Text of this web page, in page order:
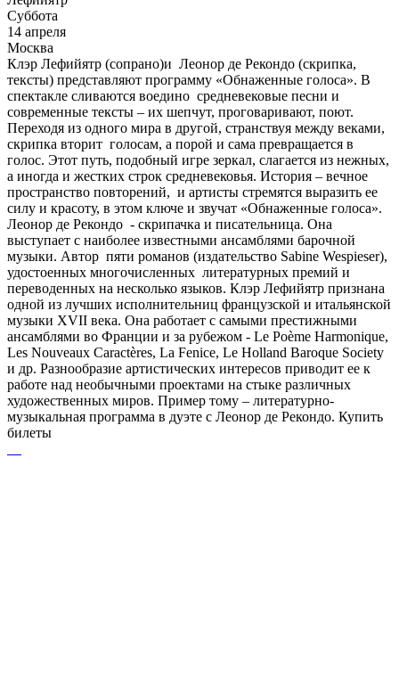
Суббота
14 апреля
Москва
Клэр Лефийятр (сопрано)и Леонор де Рекондо (скрипка,
тексты) представляют программу «Обнаженные голоса». В
спектакле сливаются воедино средневековые песни и
современные тексты – их шепчут, проговаривают, поют.
Переходя из одного мира в другой, странствуя между веками,
скрипка вторит голосам, а порой и сама превращается в
голос. Этот путь, подобный игре зеркал, слагается из нежных,
а иногда и жестких строк средневековья. История – вечное
пространство повторений, и артисты стремятся выразить ее
силу и красоту, в этом ключе и звучат «Обнаженные голоса».
Леонор де Рекондо - скрипачка и писательница. Она
выступает с наиболее известными ансамблями барочной
музыки. Автор пяти романов (издательство Sabine Wespieser),
удостоенных многочисленных литературных премий и
переводенных на несколько языков. Клэр Лефийятр признана
одной из лучших исполнительниц французской и итальянской
музыки XVII века. Она работает с самыми престижными
ансамблями во Франции и за рубежом - Le Poème Harmonique,
Les Nouveaux Caractères, La Fenice, Le Holland Baroque Society
и др. Разнообразие артистических интересов приводит ее к
работе над необычными проектами на стыке различных
художественных миров. Пример тому – литературно-
музыкальная программа в дуэте с Леонор де Рекондо. Купить
билеты